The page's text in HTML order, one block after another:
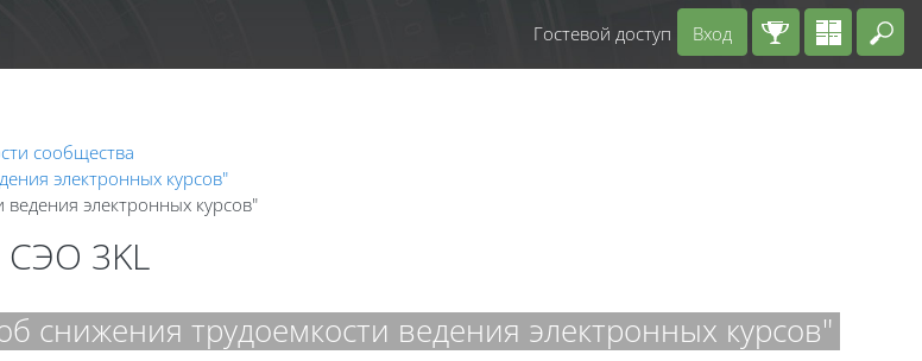
Гостевой доступ Вход
сообщества
электронных курсов"
электронных курсов"
СЭО 3KL
снижения трудоемкости ведения электронных курсов"